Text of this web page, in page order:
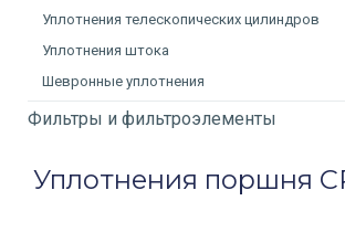
Уплотнения телескопических цилиндров
Уплотнения штока
Шевронные уплотнения
Фильтры и фильтроэлементы
Уплотнения поршня